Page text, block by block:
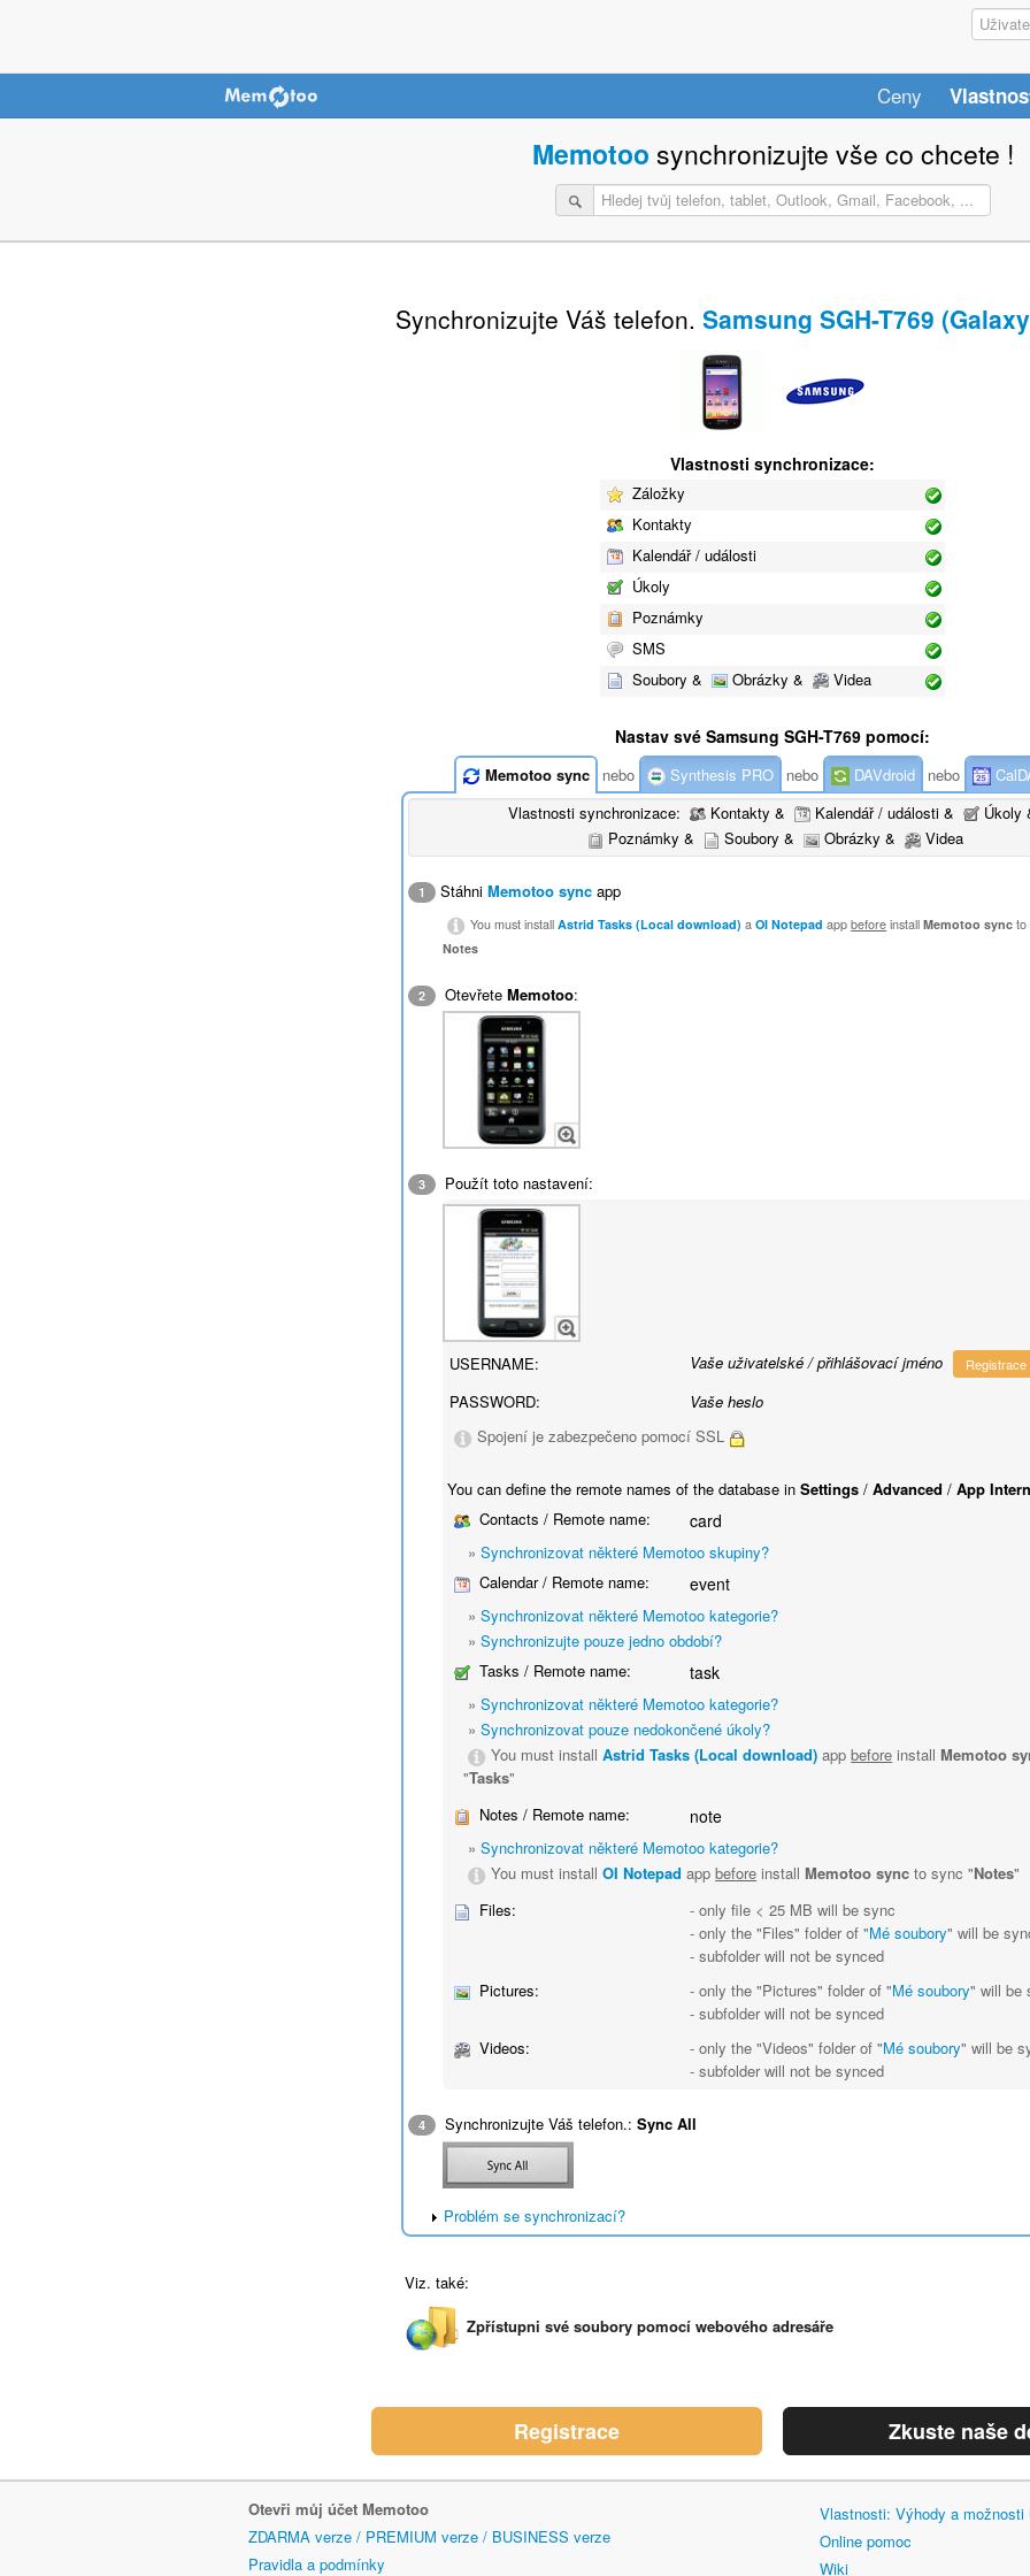
Ceny
Memotoo synchronizujte vše co chcete !
Synchronizujte Váš telefon. Samsung SGH-T769
Vlastnosti synchronizace:
Záložky
Kontakty
Kalendář / události
Úkoly
Poznámky
SMS
Soubory &
Obrázky & Videa
Nastav své Samsung SGH-T769 pomocí:
Memotoo sync nebo Synthesis PRO nebo DAVdroid nebo
Vlastnosti synchronizace:
Kontakty & Kalendář / události &
Úkoly
Poznámky &
Soubory & Obrázky & Videa
1 StáhniMemotoo sync app
You must installAstrid Tasks (Local download) aOI Notepad appbefore installMemotoo sync to
Notes
2 OtevřeteMemotoo:
3 Použít toto nastavení:
USERNAME: Vaše uživatelské / přihlášovací jméno Registrace
PASSWORD:
Vaše heslo
Spojení je zabezpečeno pomocí SSL
You can define the remote names of the database inSettings /Advanced /App
Contacts / Remote name:
card
»Synchronizovat některé Memotoo skupiny?
Calendar / Remote name:
event
»Synchronizovat některé Memotoo kategorie?
»Synchronizujte pouze jedno období?
Tasks / Remote name:
task
»Synchronizovat některé Memotoo kategorie?
»Synchronizovat pouze nedokončené úkoly?
You must installAstrid Tasks (Local download) appbefore install Memotoo
"Tasks"
Notes / Remote name:
note
»Synchronizovat některé Memotoo kategorie?
You must installOI Notepad appbefore install Memotoo sync to sync "Notes"
Files:
- only file < 25 MB will be sync
- only the "Files" folder of "Mé soubory" will be
- subfolder will not be synced
Pictures:
- only the "Pictures" folder of "Mé soubory" will be
- subfolder will not be synced
Videos:
- only the "Videos" folder of "Mé soubory" will be
- subfolder will not be synced
4 Synchronizujte Váš telefon.:Sync All
Problém se synchronizací?
Viz. také:
Zpřístupni své soubory pomocí webového adresáře
Registrace Zkuste naše
Otevři můj účet Memotoo
ZDARMA verze / PREMIUM verze / BUSINESS verze
Pravidla a podmínky
Vlastnosti: Výhody a možnosti
Online pomoc
Wiki